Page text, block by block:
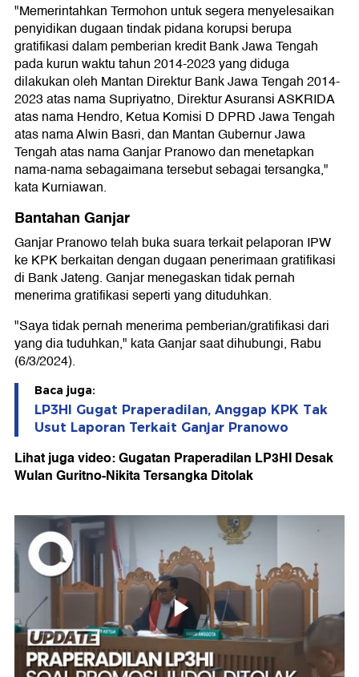
"Memerintahkan Termohon untuk segera menyelesaikan
penyidikan dugaan tindak pidana korupsi berupa
gratifikasi dalam pemberian kredit Bank Jawa Tengah
pada kurun waktu tahun 2014-2023 yang diduga
dilakukan oleh Mantan Direktur Bank Jawa Tengah 2014-
2023 atas nama Supriyatno, Direktur Asuransi ASKRIDA
atas nama Hendro, Ketua Komisi D DPRD Jawa Tengah
atas nama Alwin Basri, dan Mantan Gubernur Jawa
Tengah atas nama Ganjar Pranowo dan menetapkan
nama-nama sebagaimana tersebut sebagai tersangka,"
kata Kurniawan.
Bantahan Ganjar
Ganjar Pranowo telah buka suara terkait pelaporan IPW
ke KPK berkaitan dengan dugaan penerimaan gratifikasi
di Bank Jateng. Ganjar menegaskan tidak pernah
menerima gratifikasi seperti yang dituduhkan.
"Saya tidak pernah menerima pemberian/gratifikasi dari
yang dia tuduhkan," kata Ganjar saat dihubungi, Rabu
(6/3/2024).
Baca juga:
LP3HI Gugat Praperadilan, Anggap KPK Tak
Usut Laporan Terkait Ganjar Pranowo
Lihat juga video: Gugatan Praperadilan LP3HI Desak
Wulan Guritno-Nikita Tersangka Ditolak